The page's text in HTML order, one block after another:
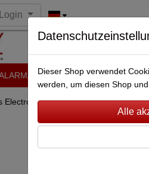
Login
VIDEO-
Electronics(228) Lupusec XT1
Dieser Shop verwendet
werden, um diesen Shop